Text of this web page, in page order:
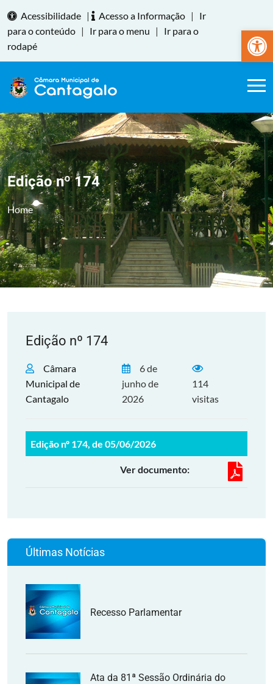
Abrir
Acessibilidade | Acesso a Informação |
Ir
para o conteúdo | Ir para o menu |
Ir para o
rodapé
Edição nº 174
Home
Edição nº 174
Câmara
Municipal de
Cantagalo
6 de
junho de
2026
114
visitas
Edição nº 174, de 05/06/2026
Ver documento:
Últimas Notícias
Recesso Parlamentar
Ata da 81ª Sessão Ordinária do